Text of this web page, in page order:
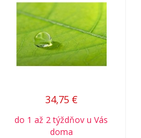
34,75 €
do 1 až 2 týždňov u Vás
doma